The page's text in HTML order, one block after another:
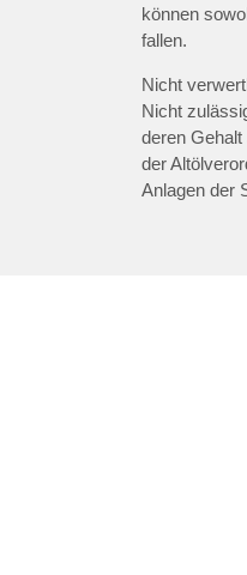
können
fallen.
Nicht
Nicht
deren
der
Anlagen der